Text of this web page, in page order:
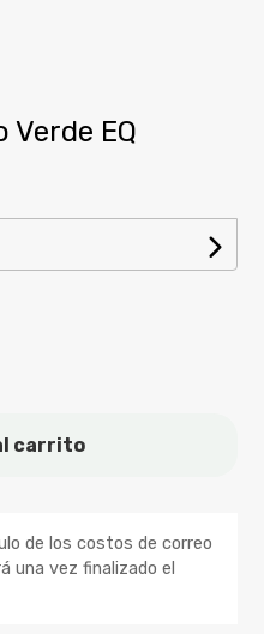
EQ
carrito
de los costos de correo
una vez finalizado el